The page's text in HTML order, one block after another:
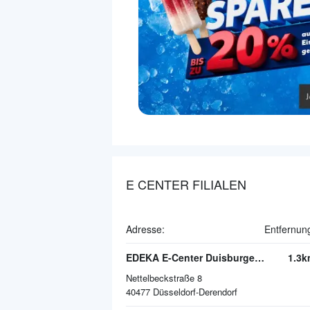
E CENTER FILIALEN
Adresse:
EDEKA E-Center Duisburger Straße
Nettelbeckstraße 8
40477 Düsseldorf-Derendorf